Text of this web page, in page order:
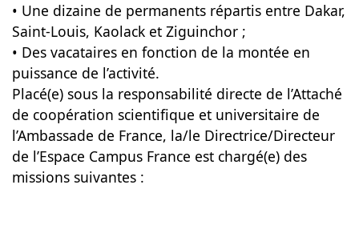
• Une dizaine de permanents répartis entre Dakar,
Saint-Louis, Kaolack et Ziguinchor ;
• Des vacataires en fonction de la montée en
puissance de l’activité.
Placé(e) sous la responsabilité directe de l’Attaché
de coopération scientifique et universitaire de
l’Ambassade de France, la/le Directrice/Directeur
de l’Espace Campus France est chargé(e) des
missions suivantes :